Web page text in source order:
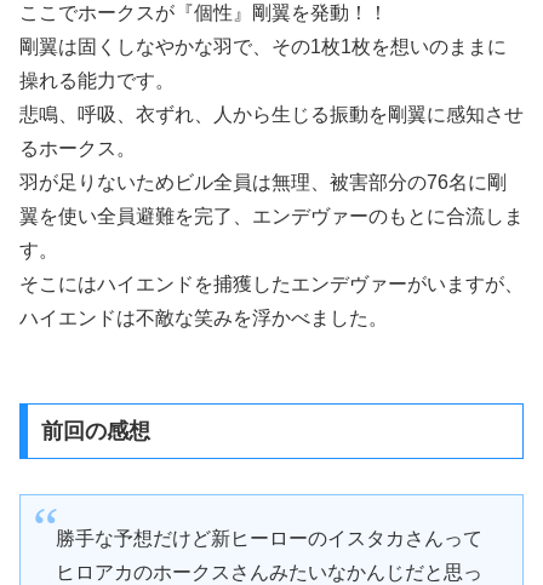
ここでホークスが『個性』剛翼を発動！！
剛翼は固くしなやかな羽で、その1枚1枚を想いのままに
操れる能力です。
悲鳴、呼吸、衣ずれ、人から生じる振動を剛翼に感知させ
るホークス。
羽が足りないためビル全員は無理、被害部分の76名に剛
翼を使い全員避難を完了、エンデヴァーのもとに合流しま
す。
そこにはハイエンドを捕獲したエンデヴァーがいますが、
ハイエンドは不敵な笑みを浮かべました。
前回の感想
勝手な予想だけど新ヒーローのイスタカさんって
ヒロアカのホークスさんみたいなかんじだと思っ